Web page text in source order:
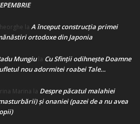
la A început construcţia primei
ortodoxe din Japonia
Mungiula Cu Sfinții odihnește Doamne
nou adormitei roabei Tale…
Marina la Despre păcatul malahiei
şi onaniei (pazei de a nu avea